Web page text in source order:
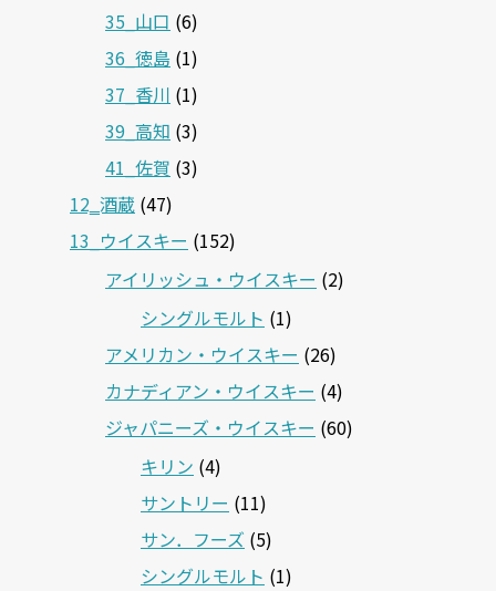
35_山口 (6)
36_徳島 (1)
37_香川 (1)
39_高知 (3)
41_佐賀 (3)
12‗酒蔵 (47)
13_ウイスキー (152)
アイリッシュ・ウイスキー (2)
シングルモルト (1)
アメリカン・ウイスキー (26)
カナディアン・ウイスキー (4)
ジャパニーズ・ウイスキー (60)
キリン (4)
サントリー (11)
サン．フーズ (5)
シングルモルト (1)